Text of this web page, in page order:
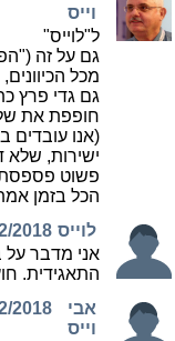
וייס
ל"לוייס"
גם על זה
מכל
גם גדי פרץ
חופפת את
(אנו עובדים
ישירות, שלא
פשוט
הכל בזמן
לוייס 2018
אני מדבר על
התאגידית.
אבי
וייס
2018